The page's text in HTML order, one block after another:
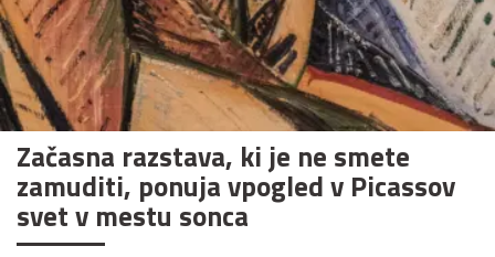
Začasna razstava, ki je ne smete
zamuditi, ponuja vpogled v Picassov
svet v mestu sonca